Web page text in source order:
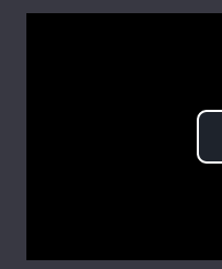
Екологія